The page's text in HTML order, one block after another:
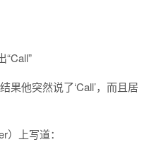
果他突然说了‘Call’，而且居
）上写道：